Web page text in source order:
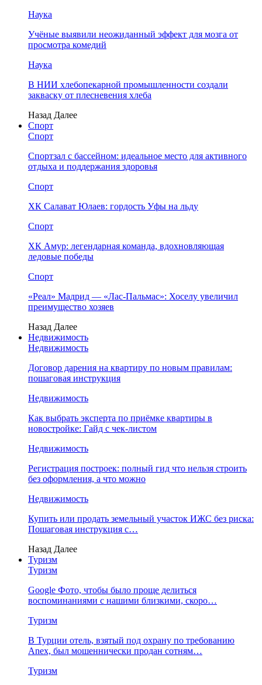
Наука
Учёные выявили неожиданный эффект для мозга от
просмотра комедий
Наука
В НИИ хлебопекарной промышленности создали
закваску от плесневения хлеба
Назад Далее
Спорт
Спорт
Спортзал с бассейном: идеальное место для активного
отдыха и поддержания здоровья
Спорт
ХК Салават Юлаев: гордость Уфы на льду
Спорт
ХК Амур: легендарная команда, вдохновляющая
ледовые победы
Спорт
«Реал» Мадрид — «Лас-Пальмас»: Хоселу увеличил
преимущество хозяев
Назад Далее
Недвижимость
Недвижимость
Договор дарения на квартиру по новым правилам:
пошаговая инструкция
Недвижимость
Как выбрать эксперта по приёмке квартиры в
новостройке: Гайд с чек-листом
Недвижимость
Регистрация построек: полный гид что нельзя строить
без оформления, а что можно
Недвижимость
Купить или продать земельный участок ИЖС без риска:
Пошаговая инструкция с…
Назад Далее
Туризм
Туризм
Google Фото, чтобы было проще делиться
воспоминаниями с нашими близкими, скоро…
Туризм
В Турции отель, взятый под охрану по требованию
Anex, был мошеннически продан сотням…
Туризм